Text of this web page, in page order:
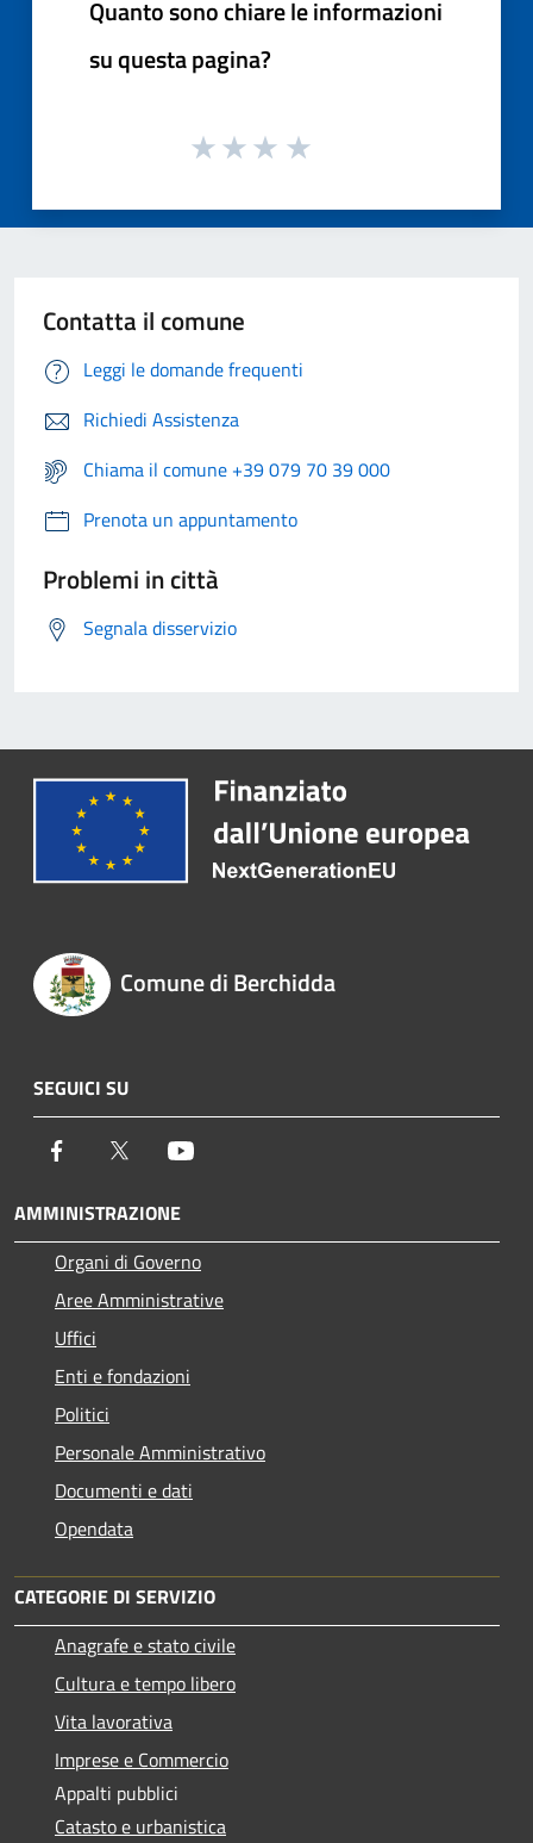
Quanto sono chiare le informazioni
su questa pagina?
Contatta il comune
Leggi le domande frequenti
Richiedi Assistenza
Chiama il comune +39 079 70 39 000
Prenota un appuntamento
Problemi in città
Segnala disservizio
Comune di Berchidda
SEGUICI SU
Facebook Twitter
AMMINISTRAZIONE
Organi di Governo
Aree Amministrative
Uffici
Enti e fondazioni
Politici
Personale Amministrativo
Documenti e dati
Opendata
CATEGORIE DI SERVIZIO
Anagrafe e stato civile
Cultura e tempo libero
Vita lavorativa
Imprese e Commercio
Appalti pubblici
Catasto e urbanistica